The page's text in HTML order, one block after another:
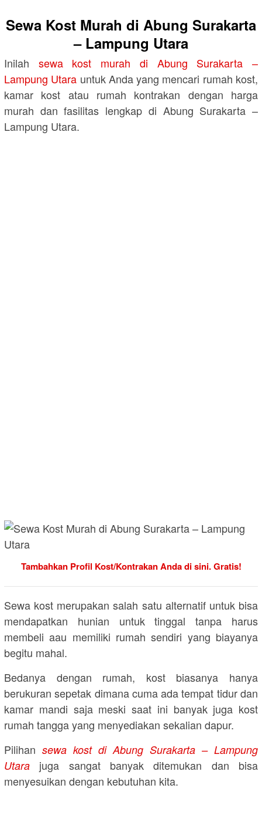
Sewa Kost Murah di Abung Surakarta
– Lampung Utara
Inilah sewa kost murah di Abung Surakarta –
Lampung Utara untuk Anda yang mencari rumah kost,
kamar kost atau rumah kontrakan dengan harga
murah dan fasilitas lengkap di Abung Surakarta –
Lampung Utara.
Tambahkan Profil Kost/Kontrakan Anda di sini. Gratis!
Sewa kost merupakan salah satu alternatif untuk bisa
mendapatkan hunian untuk tinggal tanpa harus
membeli aau memiliki rumah sendiri yang biayanya
begitu mahal.
Bedanya dengan rumah, kost biasanya hanya
berukuran sepetak dimana cuma ada tempat tidur dan
kamar mandi saja meski saat ini banyak juga kost
rumah tangga yang menyediakan sekalian dapur.
Pilihan sewa kost di Abung Surakarta – Lampung
Utara juga sangat banyak ditemukan dan bisa
menyesuikan dengan kebutuhan kita.